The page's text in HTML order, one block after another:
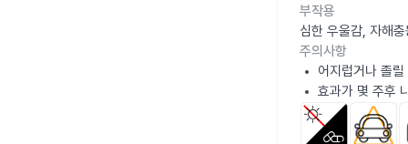
부작용
심한 우울감, 자해
주의사항
어지럽거나 졸
효과가 몇 주후